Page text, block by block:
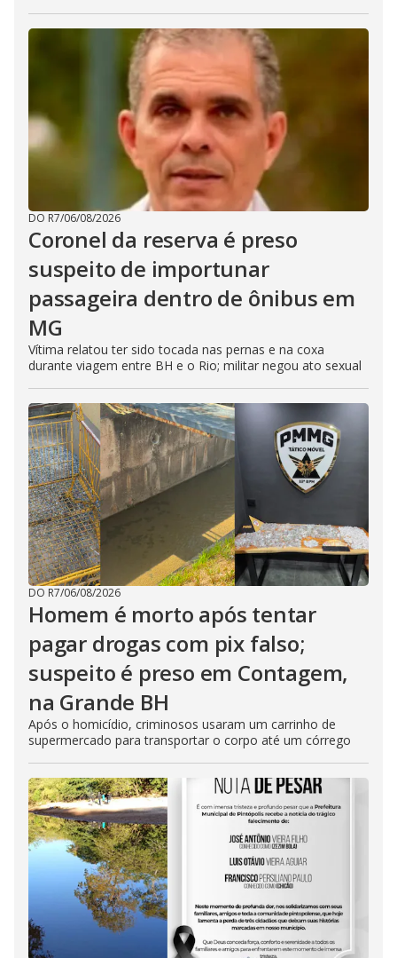
DO R7/06/08/2026
Coronel da reserva é preso
suspeito de importunar
passageira dentro de ônibus em
MG
Vítima relatou ter sido tocada nas pernas e na coxa
durante viagem entre BH e o Rio; militar negou ato sexual
DO R7/06/08/2026
Homem é morto após tentar
pagar drogas com pix falso;
suspeito é preso em Contagem,
na Grande BH
Após o homicídio, criminosos usaram um carrinho de
supermercado para transportar o corpo até um córrego